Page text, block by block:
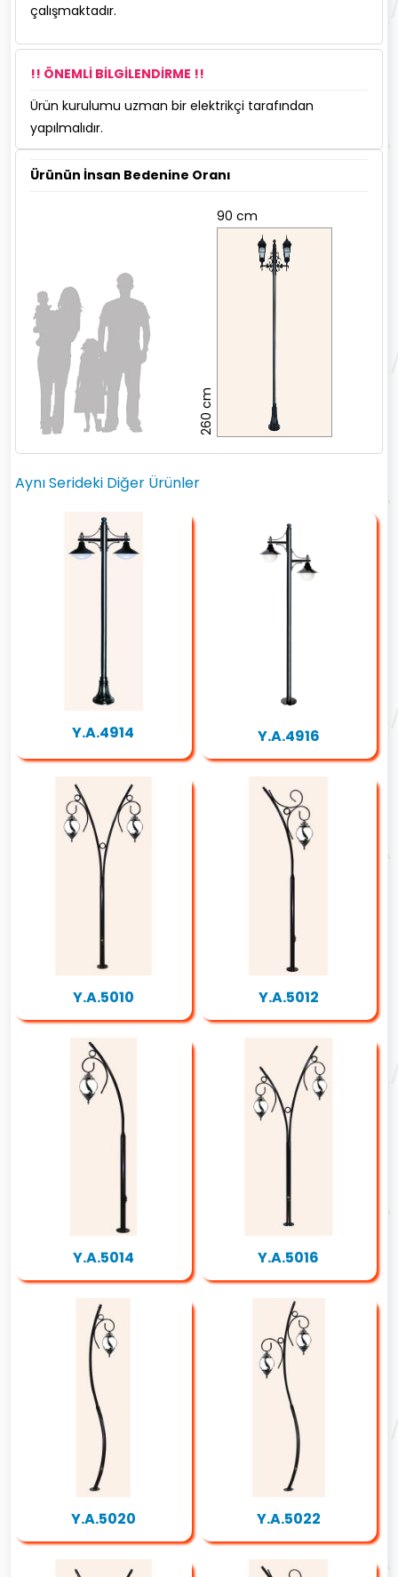
çalışmaktadır.
!! ÖNEMLİ BİLGİLENDİRME !!
Ürün kurulumu uzman bir elektrikçi tarafından
yapılmalıdır.
Ürünün İnsan Bedenine Oranı
90 cm
260 cm
Aynı Serideki Diğer Ürünler
Y.A.4914 Y.A.4916
Y.A.5010 Y.A.5012
Y.A.5014 Y.A.5016
Y.A.5020 Y.A.5022